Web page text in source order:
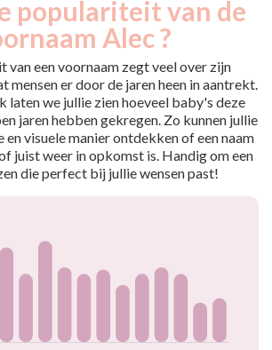
populariteit van de
Alec ?
van een voornaam zegt veel over zijn
mensen er door de jaren heen in aantrekt.
laten we jullie zien hoeveel baby's deze
jaren hebben gekregen. Zo kunnen jullie
en visuele manier ontdekken of een naam
juist weer in opkomst is. Handig om een
die perfect bij jullie wensen past!